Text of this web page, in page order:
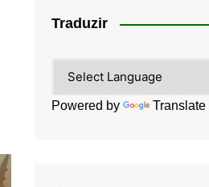
Traduzir
Powered by Translate